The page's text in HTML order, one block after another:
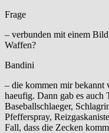
Frage
– verbunden mit einem
Waffen?
Bandini
– die kommen mir bekannt
haeufig. Dann gab es auch
Baseballschlaeger,
Pfefferspray,
Fall, dass die Zecken